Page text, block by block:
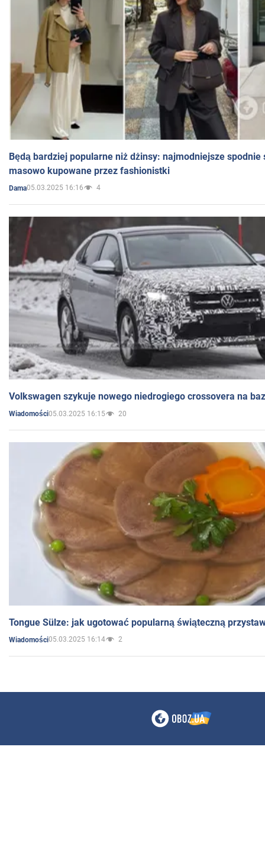
Będą bardziej popularne niż dżinsy: najmodniejsze spodnie
masowo kupowane przez fashionistki
Dama05.03.2025 16:16 4
Volkswagen szykuje nowego niedrogiego crossovera na
Wiadomości05.03.2025 16:15 20
Tongue Sülze: jak ugotować popularną świąteczną
Wiadomości05.03.2025 16:14 2